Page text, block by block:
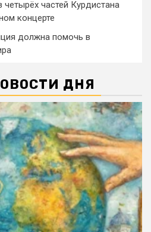
частей Курдистана
концерте
должна помочь в
ДНЯ